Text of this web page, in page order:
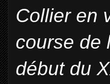
Collier en
course de
début du